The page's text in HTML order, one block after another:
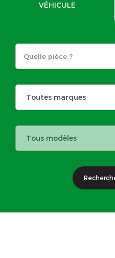
VÉHICULE
Toutes marques
Tous modèles